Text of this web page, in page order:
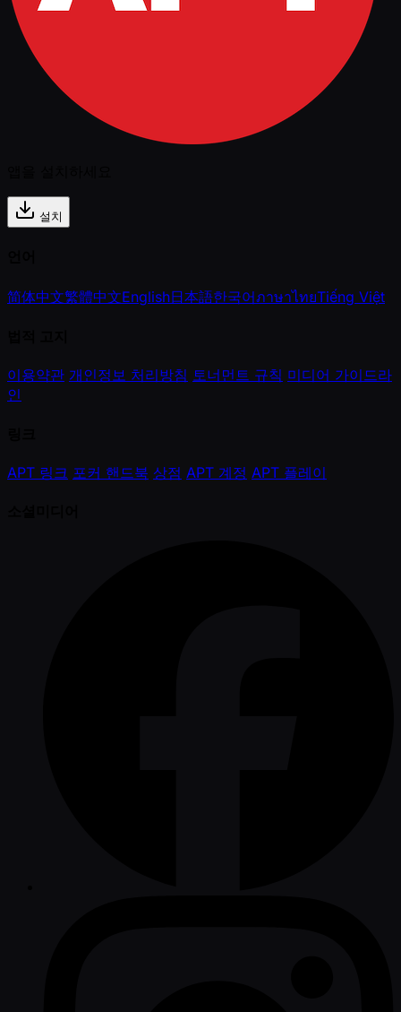
설치
简体中文繁體中文English日本語한국어ภาษาไทยTiếng Việt
이용약관 개인정보 처리방침 토너먼트 규칙 미디어 가이드라
인
APT 링크 포커 핸드북 상점 APT 계정 APT 플레이